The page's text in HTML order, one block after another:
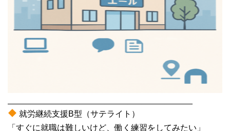
就労継続支援B型（サテライト）
「すぐに就職は難しいけど、働く練習をしてみたい」